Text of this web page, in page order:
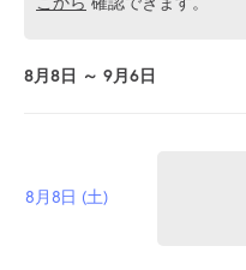
8月8日 ～ 9月6日
8月8日 (土)